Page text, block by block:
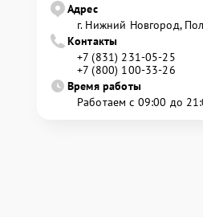
Адрес
г. Нижний Новгород,
Контакты
+7 (831) 231-05-25
+7 (800) 100-33-26
Время работы
Работаем с 09:00 до